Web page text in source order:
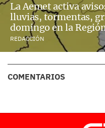
La Aemet activa
lluvias, tormentas,
domingo en la
REDACCIÓN
COMENTARIOS